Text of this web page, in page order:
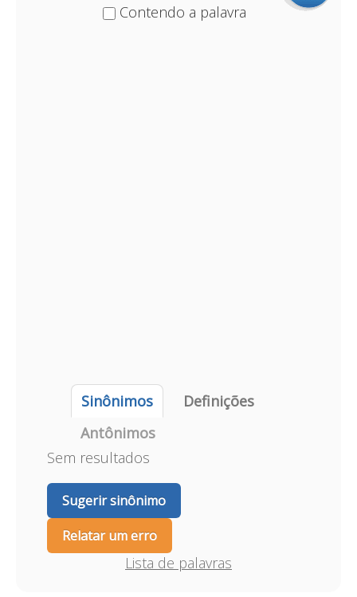
Contendo a palavra
Sinônimos
Definições
Antônimos
Sem resultados
Sugerir sinônimo
Relatar um erro
Lista de palavras